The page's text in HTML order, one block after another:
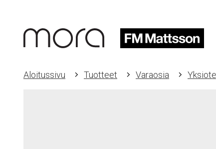
Aloitussivu Tuotteet Varaosia